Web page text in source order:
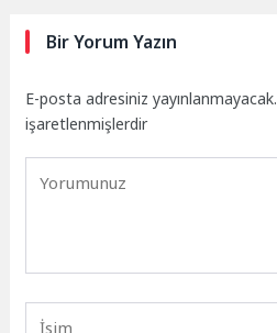
Bir Yorum Yazın
E-posta adresiniz yayınlanmayacak.
işaretlenmişlerdir